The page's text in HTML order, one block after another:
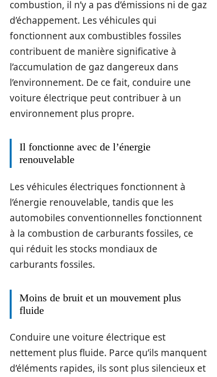
combustion, il n’y a pas d’émissions ni de gaz
d’échappement. Les véhicules qui
fonctionnent aux combustibles fossiles
contribuent de manière significative à
l’accumulation de gaz dangereux dans
l’environnement. De ce fait, conduire une
voiture électrique peut contribuer à un
environnement plus propre.
Il fonctionne avec de l’énergie
renouvelable
Les véhicules électriques fonctionnent à
l’énergie renouvelable, tandis que les
automobiles conventionnelles fonctionnent
à la combustion de carburants fossiles, ce
qui réduit les stocks mondiaux de
carburants fossiles.
Moins de bruit et un mouvement plus
fluide
Conduire une voiture électrique est
nettement plus fluide. Parce qu’ils manquent
d’éléments rapides, ils sont plus silencieux et